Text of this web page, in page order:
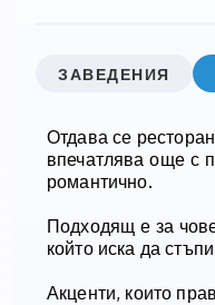
ЗАВЕДЕНИЯ
Отдава се
впечатлява още с
романтично.
Подходящ е за
който иска да
Акценти, които